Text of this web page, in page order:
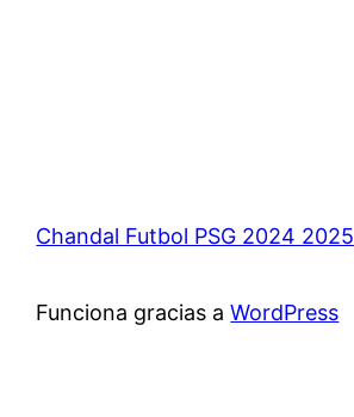
Chandal Futbol PSG 2024 2025
Funciona gracias aWordPress